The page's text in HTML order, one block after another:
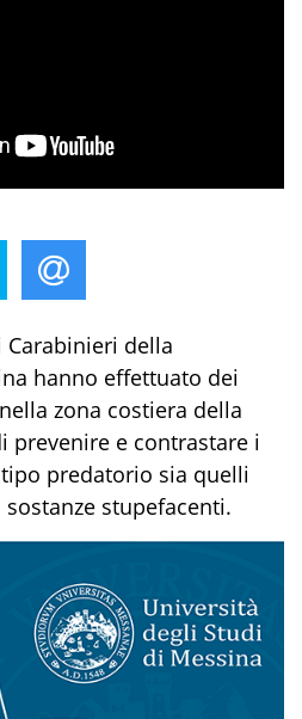
Carabinieri della
hanno effettuato dei
nella zona costiera della
prevenire e contrastare i
predatorio sia quelli
stupefacenti.